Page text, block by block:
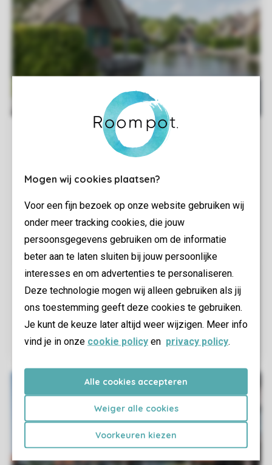
Mogen wij cookies plaatsen?
Voor een fijn bezoek op onze website gebruiken wij
onder meer tracking cookies, die jouw
persoonsgegevens gebruiken om de informatie
beter aan te laten sluiten bij jouw persoonlijke
interesses en om advertenties te personaliseren.
Deze technologie mogen wij alleen gebruiken als jij
ons toestemming geeft deze cookies te gebruiken.
Je kunt de keuze later altijd weer wijzigen. Meer info
vind je in onze cookie policy en privacy policy.
Alle cookies accepteren
Weiger alle cookies
Voorkeuren kiezen